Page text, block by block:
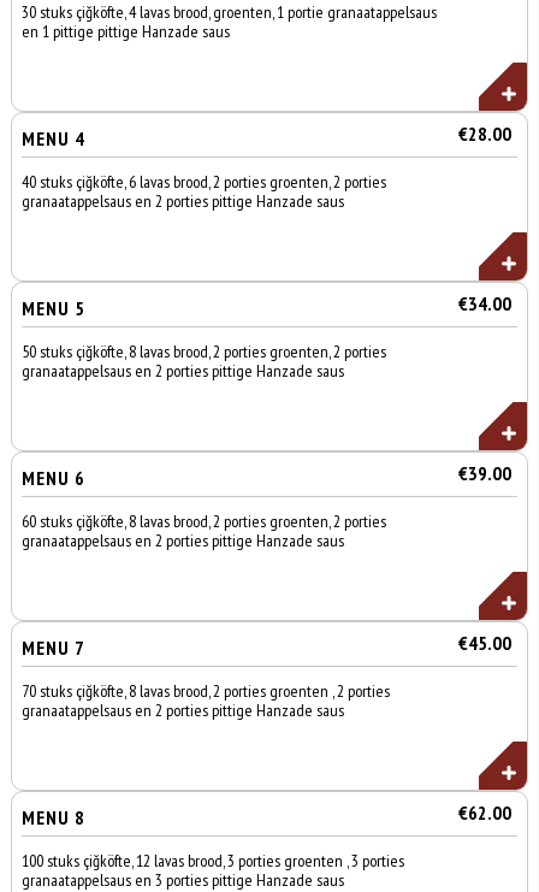
30 stuks çiğköfte, 4 lavas brood, groenten, 1 portie granaatappelsaus
en 1 pittige pittige Hanzade saus
MENU 4 €28.00
40 stuks çiğköfte, 6 lavas brood, 2 porties groenten, 2 porties
granaatappelsaus en 2 porties pittige Hanzade saus
MENU 5 €34.00
50 stuks çiğköfte, 8 lavas brood, 2 porties groenten, 2 porties
granaatappelsaus en 2 porties pittige Hanzade saus
MENU 6 €39.00
60 stuks çiğköfte, 8 lavas brood, 2 porties groenten, 2 porties
granaatappelsaus en 2 porties pittige Hanzade saus
MENU 7 €45.00
70 stuks çiğköfte, 8 lavas brood, 2 porties groenten , 2 porties
granaatappelsaus en 2 porties pittige Hanzade saus
MENU 8 €62.00
100 stuks çiğköfte, 12 lavas brood, 3 porties groenten , 3 porties
granaatappelsaus en 3 porties pittige Hanzade saus